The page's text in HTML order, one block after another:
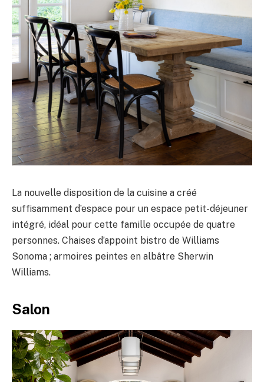
La nouvelle disposition de la cuisine a créé
suffisamment d’espace pour un espace petit-déjeuner
intégré, idéal pour cette famille occupée de quatre
personnes. Chaises d’appoint bistro de Williams
Sonoma ; armoires peintes en albâtre Sherwin
Williams.
Salon